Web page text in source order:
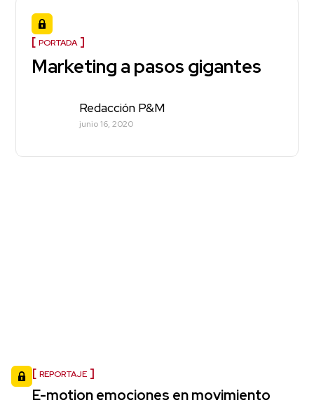
PORTADA
Marketing a pasos gigantes
Redacción P&M
junio 16, 2020
REPORTAJE
E-motion emociones en movimiento